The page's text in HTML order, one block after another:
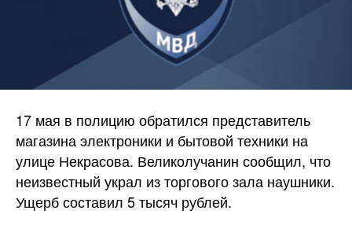
17 мая в полицию обратился представитель
магазина электроники и бытовой техники на
улице Некрасова. Великолучанин сообщил, что
неизвестный украл из торгового зала наушники.
Ущерб составил 5 тысяч рублей.